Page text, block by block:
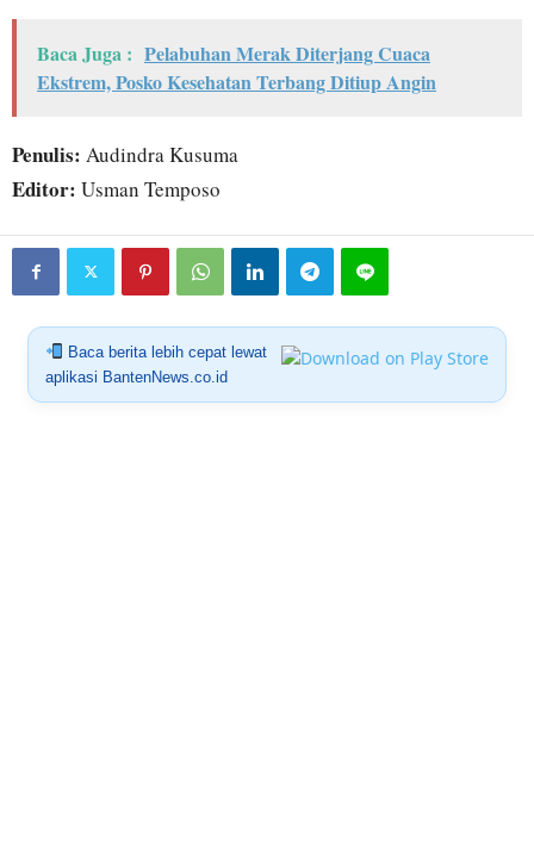
Baca Juga : Pelabuhan Merak Diterjang Cuaca
Ekstrem, Posko Kesehatan Terbang Ditiup Angin
Penulis: Audindra Kusuma
Editor: Usman Temposo
Baca berita lebih cepat lewat
aplikasi BantenNews.co.id